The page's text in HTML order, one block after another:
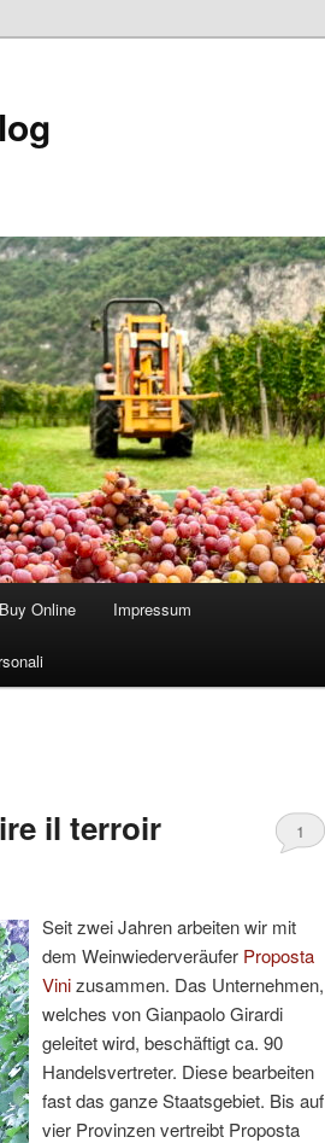
Buy Online Impressum
il terroir 1
Seit zwei Jahren arbeiten wir mit
dem Weinwiederveräufer Proposta
Vinizusammen. Das Unternehmen,
welches von Gianpaolo Girardi
geleitet wird, beschäftigt ca. 90
Handelsvertreter. Diese bearbeiten
fast das ganze Staatsgebiet. Bis auf
vier Provinzen vertreibt Proposta